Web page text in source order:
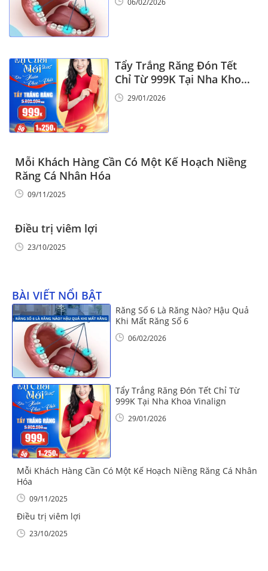
06/02/2026
Tẩy Trắng Răng Đón Tết
Chỉ Từ 999K Tại Nha Khoa
Vinalign
29/01/2026
Mỗi Khách Hàng Cần Có Một Kế Hoạch Niềng
Răng Cá Nhân Hóa
09/11/2025
Điều trị viêm lợi
23/10/2025
BÀI VIẾT NỔI BẬT
Răng Số 6 Là Răng Nào? Hậu Quả
Khi Mất Răng Số 6
06/02/2026
Tẩy Trắng Răng Đón Tết Chỉ Từ
999K Tại Nha Khoa Vinalign
29/01/2026
Mỗi Khách Hàng Cần Có Một Kế Hoạch Niềng Răng Cá Nhân
Hóa
09/11/2025
Điều trị viêm lợi
23/10/2025